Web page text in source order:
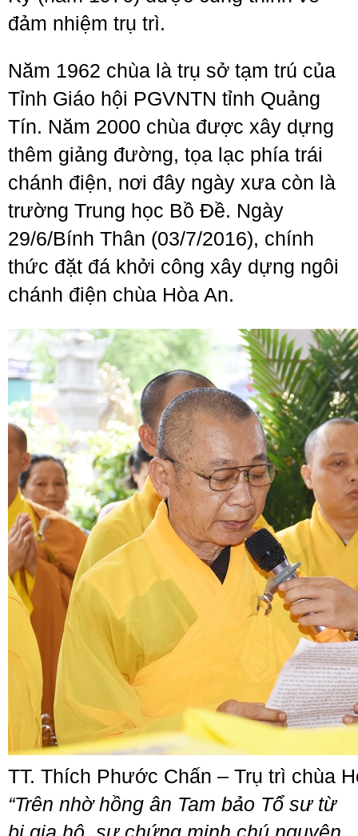
đảm nhiệm trụ trì.
Năm 1962 chùa là trụ sở tạm trú của
Tỉnh Giáo hội PGVNTN tỉnh Quảng
Tín. Năm 2000 chùa được xây dựng
thêm giảng đường, tọa lạc phía trái
chánh điện, nơi đây ngày xưa còn là
trường Trung học Bồ Đề. Ngày
29/6/Bính Thân (03/7/2016), chính
thức đặt đá khởi công xây dựng ngôi
chánh điện chùa Hòa An.
TT. Thích Phước Chấn – Trụ trì chùa
“Trên nhờ hồng ân Tam bảo Tổ sư từ